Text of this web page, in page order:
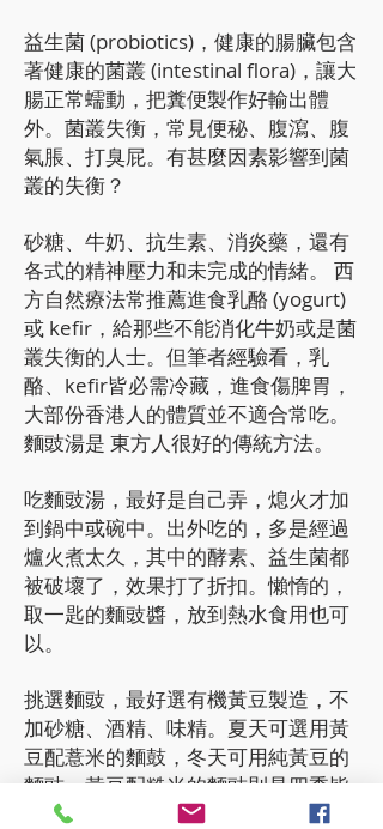
益生菌 (probiotics)，健康的腸臟包含
著健康的菌叢 (intestinal flora)，讓大
腸正常蠕動，把糞便製作好輸出體
外。菌叢失衡，常見便秘、腹瀉、腹
氣脹、打臭屁。有甚麼因素影響到菌
叢的失衡？
砂糖、牛奶、抗生素、消炎藥，還有
各式的精神壓力和未完成的情緒。 西
方自然療法常推薦進食乳酪 (yogurt)
或 kefir，給那些不能消化牛奶或是菌
叢失衡的人士。但筆者經驗看，乳
酪、kefir皆必需冷藏，進食傷脾胃，
大部份香港人的體質並不適合常吃。
麵豉湯是 東方人很好的傳統方法。
吃麵豉湯，最好是自己弄，熄火才加
到鍋中或碗中。出外吃的，多是經過
爐火煮太久，其中的酵素、益生菌都
被破壞了，效果打了折扣。懶惰的，
取一匙的麵豉醬，放到熱水食用也可
以。
挑選麵豉，最好選有機黃豆製造，不
加砂糖、酒精、味精。夏天可選用黃
豆配薏米的麵鼓，冬天可用純黃豆的
麵豉，黃豆配糙米的麵豉則是四季皆
宜。